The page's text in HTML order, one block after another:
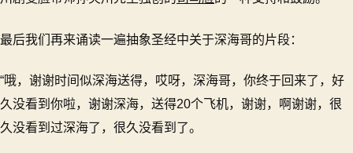
最后我们再来诵读一遍抽象圣经中关于深海哥的片段：
“哦，谢谢时间似深海送得，哎呀，深海哥，你终于回来了，好
久没看到你啦，谢谢深海，送得20个飞机，谢谢，啊谢谢，很
久没看到过深海了，很久没看到了。